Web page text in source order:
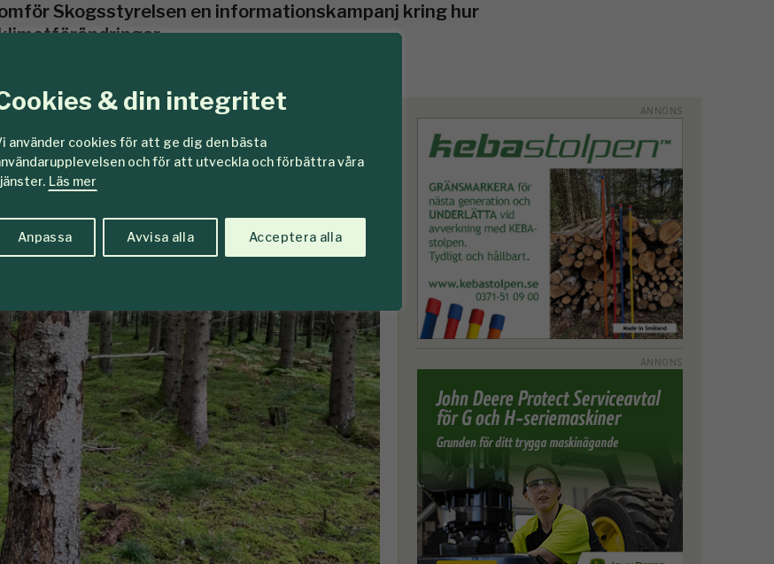
& din integritet
använder cookies för att ge dig den bästa
och för att utveckla och förbättra våra
Läs mer
Anpassa Avvisa alla Acceptera alla
Skogsstyrelsen en informationskampanj kring hur